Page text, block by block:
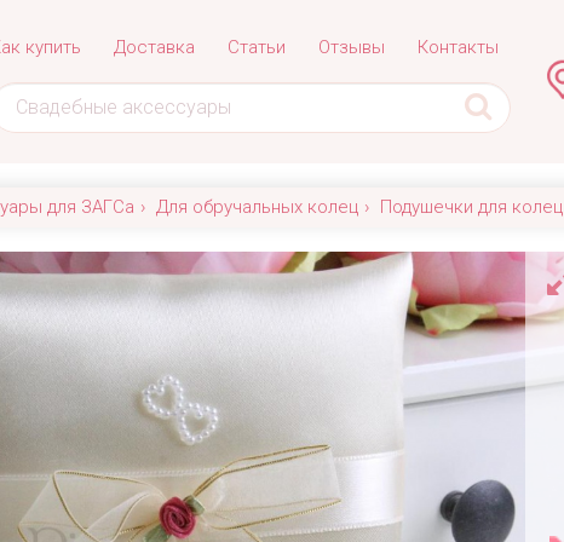
купить Доставка Статьи Отзывы Контакты
для ЗАГСа Для обручальных колец Подушечки для колец